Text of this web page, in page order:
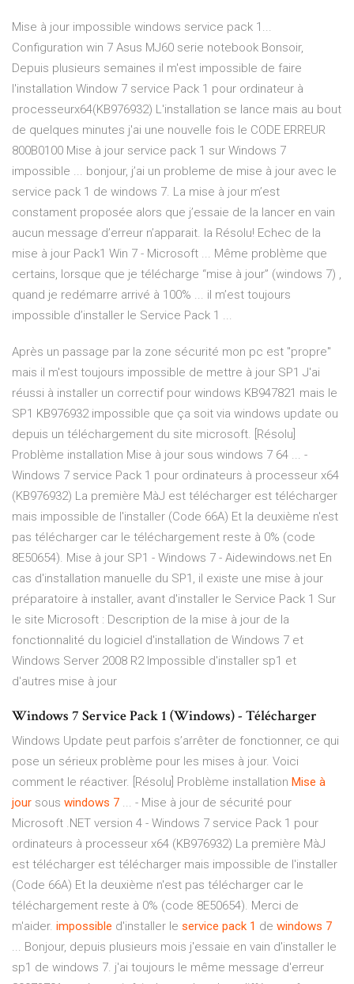
Mise à jour impossible windows service pack 1...
Configuration win 7 Asus MJ60 serie notebook Bonsoir,
Depuis plusieurs semaines il m'est impossible de faire
l'installation Window 7 service Pack 1 pour ordinateur à
processeurx64(KB976932) L'installation se lance mais au bout
de quelques minutes j'ai une nouvelle fois le CODE ERREUR
800B0100 Mise à jour service pack 1 sur Windows 7
impossible ... bonjour, j’ai un probleme de mise à jour avec le
service pack 1 de windows 7. La mise à jour m’est
constament proposée alors que j’essaie de la lancer en vain
aucun message d’erreur n’apparait. la Résolu! Echec de la
mise à jour Pack1 Win 7 - Microsoft ... Même problème que
certains, lorsque que je télécharge “mise à jour” (windows 7) ,
quand je redémarre arrivé à 100% ... il m’est toujours
impossible d’installer le Service Pack 1 ...
Après un passage par la zone sécurité mon pc est "propre"
mais il m'est toujours impossible de mettre à jour SP1 J'ai
réussi à installer un correctif pour windows KB947821 mais le
SP1 KB976932 impossible que ça soit via windows update ou
depuis un téléchargement du site microsoft. [Résolu]
Problème installation Mise à jour sous windows 7 64 ... -
Windows 7 service Pack 1 pour ordinateurs à processeur x64
(KB976932) La première MàJ est télécharger est télécharger
mais impossible de l'installer (Code 66A) Et la deuxième n'est
pas télécharger car le téléchargement reste à 0% (code
8E50654). Mise à jour SP1 - Windows 7 - Aidewindows.net En
cas d'installation manuelle du SP1, il existe une mise à jour
préparatoire à installer, avant d'installer le Service Pack 1 Sur
le site Microsoft : Description de la mise à jour de la
fonctionnalité du logiciel d'installation de Windows 7 et
Windows Server 2008 R2 Impossible d'installer sp1 et
d'autres mise à jour
Windows 7 Service Pack 1 (Windows) - Télécharger
Windows Update peut parfois s’arrêter de fonctionner, ce qui
pose un sérieux problème pour les mises à jour. Voici
comment le réactiver. [Résolu] Problème installation Mise à
jour sous windows 7 ... - Mise à jour de sécurité pour
Microsoft .NET version 4 - Windows 7 service Pack 1 pour
ordinateurs à processeur x64 (KB976932) La première MàJ
est télécharger est télécharger mais impossible de l'installer
(Code 66A) Et la deuxième n'est pas télécharger car le
téléchargement reste à 0% (code 8E50654). Merci de
m'aider. impossible d'installer le service pack 1 de windows 7
... Bonjour, depuis plusieurs mois j'essaie en vain d'installer le
sp1 de windows 7. j'ai toujours le même message d'erreur